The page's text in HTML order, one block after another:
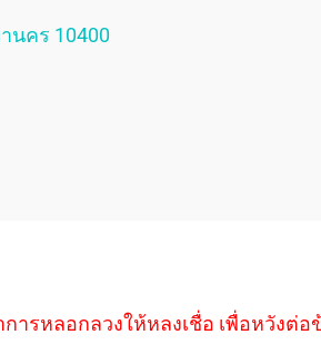
นคร 10400
รหลอกลวงให้หลงเชื่อ เพื่อหวังต่อ